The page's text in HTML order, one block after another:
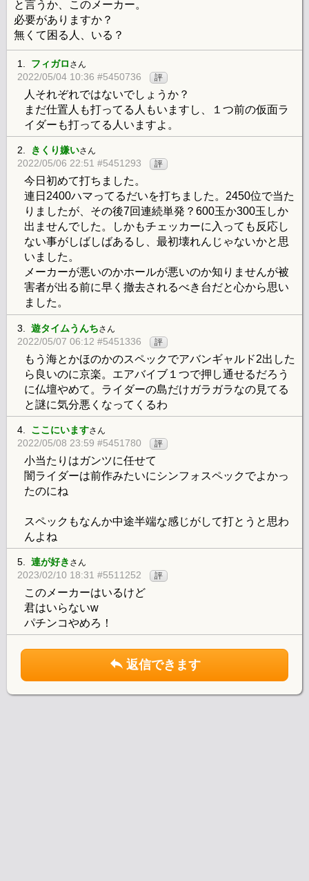
と言うか、このメーカー。
必要がありますか？
無くて困る人、いる？
1. フィガロ さん
2022/05/04 10:36 #5450736 評
人それぞれではないでしょうか？
まだ仕置人も打ってる人もいますし、１つ前の仮面ラ
イダーも打ってる人いますよ。
2. きくり嫌いさん
2022/05/06 22:51 #5451293 評
今日初めて打ちました。
連日2400ハマってるだいを打ちました。2450位で当た
りましたが、その後7回連続単発？600玉か300玉しか
出ませんでした。しかもチェッカーに入っても反応し
ない事がしばしばあるし、最初壊れんじゃないかと思
いました。
メーカーが悪いのかホールが悪いのか知りませんが被
害者が出る前に早く撤去されるべき台だと心から思い
ました。
3. 遊タイムうんちさん
2022/05/07 06:12 #5451336 評
もう海とかほのかのスペックでアバンギャルド2出した
ら良いのに京楽。エアバイブ１つで押し通せるだろう
に仏壇やめて。ライダーの島だけガラガラなの見てる
と謎に気分悪くなってくるわ
4. ここにいますさん
2022/05/08 23:59 #5451780 評
小当たりはガンツに任せて
闇ライダーは前作みたいにシンフォスペックでよかっ
たのにね
スペックもなんか中途半端な感じがして打とうと思わ
んよね
5. 連が好き さん
2023/02/10 18:31 #5511252 評
このメーカーはいるけど
君はいらないw
パチンコやめろ！
返信できます